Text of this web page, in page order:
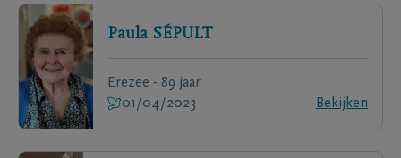
Paula SÉPULT
Erezee - 89 jaar
01/04/2023
Bekijken